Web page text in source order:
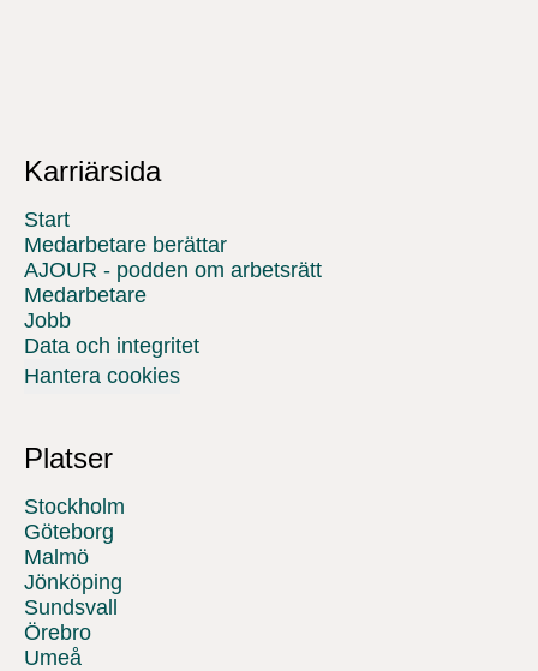
Karriärsida
Start
Medarbetare berättar
AJOUR - podden om arbetsrätt
Medarbetare
Jobb
Data och integritet
Hantera cookies
Platser
Stockholm
Göteborg
Malmö
Jönköping
Sundsvall
Örebro
Umeå